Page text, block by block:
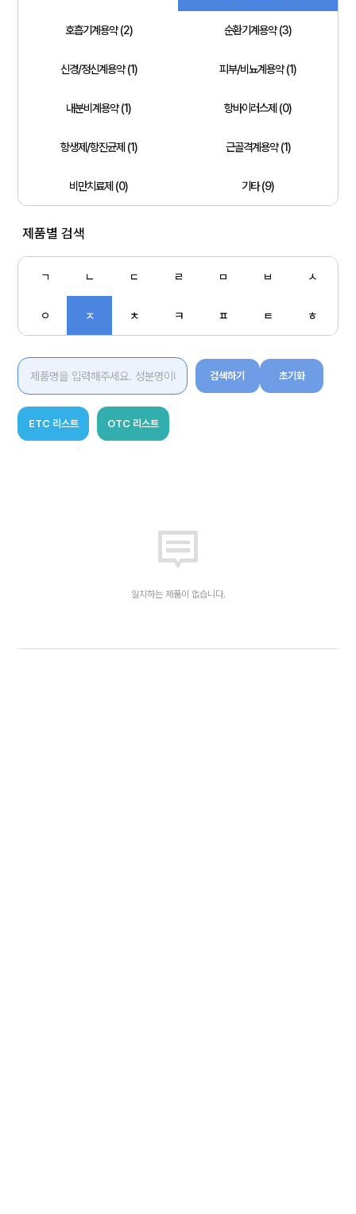
호흡기계용약 (2) 순환기계용약 (3)
신경/정신계용약 (1) 피부/비뇨계용약 (1)
내분비계용약 (1) 항바이러스제 (0)
항생제/항진균제 (1) 근골격계용약 (1)
비만치료제 (0) 기타 (9)
제품별 검색
ㄱ ㄴ ㄷ ㄹ ㅁ ㅂ ㅅ
ㅇ ㅈ ㅊ ㅋ ㅍ ㅌ ㅎ
검색하기 초기화
ETC 리스트 OTC 리스트
일치하는 제품이 없습니다.